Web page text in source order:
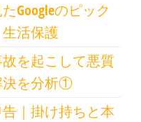
Googleのピック
活保護
を起こして悪質
決を分析①
｜掛け持ちと本